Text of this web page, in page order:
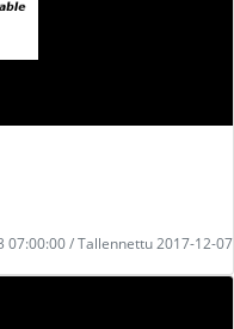
07:00:00 / Tallennettu 2017-12-07